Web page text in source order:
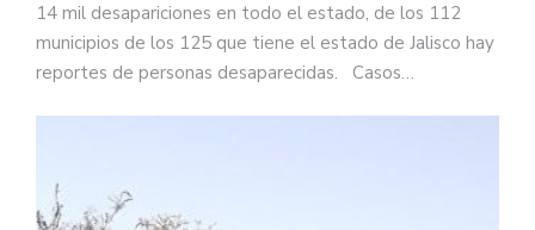
14 mil desapariciones en todo el estado, de los 112
municipios de los 125 que tiene el estado de Jalisco hay
reportes de personas desaparecidas. Casos…